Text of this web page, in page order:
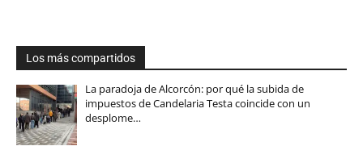
Los más compartidos
La paradoja de Alcorcón: por qué la subida de
impuestos de Candelaria Testa coincide con un
desplome…